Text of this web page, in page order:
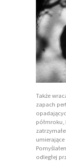
Także
zapach
półmroku,
odległej